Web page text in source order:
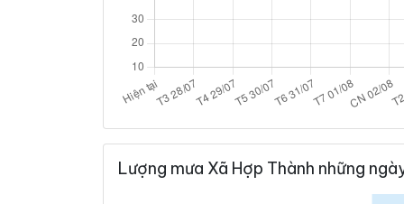
Lượng mưa Xã Hợp Thành những